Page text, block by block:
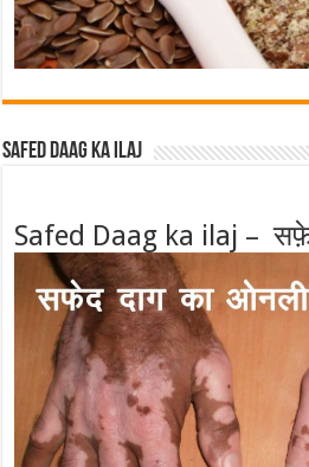
Safed Daag ka ilaj
Safed Daag ka ilaj –